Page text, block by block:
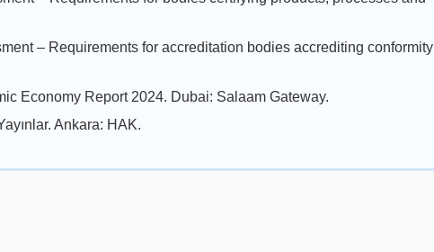
– Requirements for accreditation bodies accrediting conformity
Economy Report 2024. Dubai: Salaam Gateway.
Ankara: HAK.